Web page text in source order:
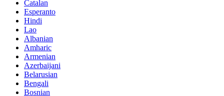
Catalan
Esperanto
Hindi
Lao
Albanian
Amharic
Armenian
Azerbaijani
Belarusian
Bengali
Bosnian